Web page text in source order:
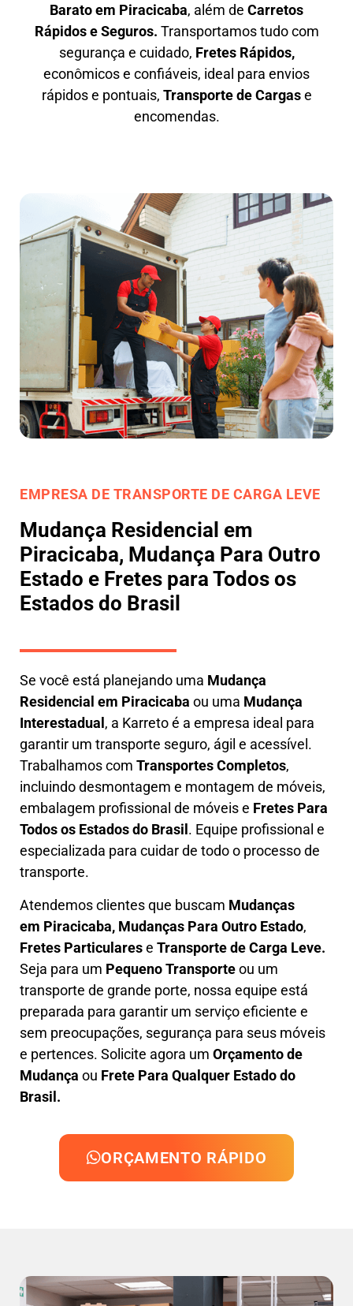
Barato em Piracicaba, além de Carretos
Rápidos e Seguros. Transportamos tudo com
segurança e cuidado, Fretes Rápidos,
econômicos e confiáveis, ideal para envios
rápidos e pontuais, Transporte de Cargase
encomendas.
EMPRESA DE TRANSPORTE DE CARGA LEVE
Mudança Residencial em
Piracicaba, Mudança Para Outro
Estado e Fretes para Todos os
Estados do Brasil
Se você está planejando uma Mudança
Residencial em Piracicaba ou uma Mudança
Interestadual , a Karretoé a empresa ideal para
garantir um transporte seguro, ágil e acessível.
Trabalhamos com Transportes Completos,
incluindodesmontagem e montagem de móveis,
embalagem profissional de móveis e Fretes Para
Todos os Estados do Brasil . Equipe profissional e
especializada para cuidar de todo o processo de
transporte.
Atendemos clientes que buscam Mudanças
em Piracicaba, Mudanças Para Outro Estado,
Fretes Particularese Transportede Carga Leve.
Seja para um Pequeno Transporteou um
transporte de grande porte, nossa equipe está
preparada para garantir um serviço eficiente e
sem preocupações, segurança para seus móveis
e pertences. Solicite agora um Orçamento de
Mudança ou Frete Para Qualquer Estado do
Brasil.
ORÇAMENTO RÁPIDO